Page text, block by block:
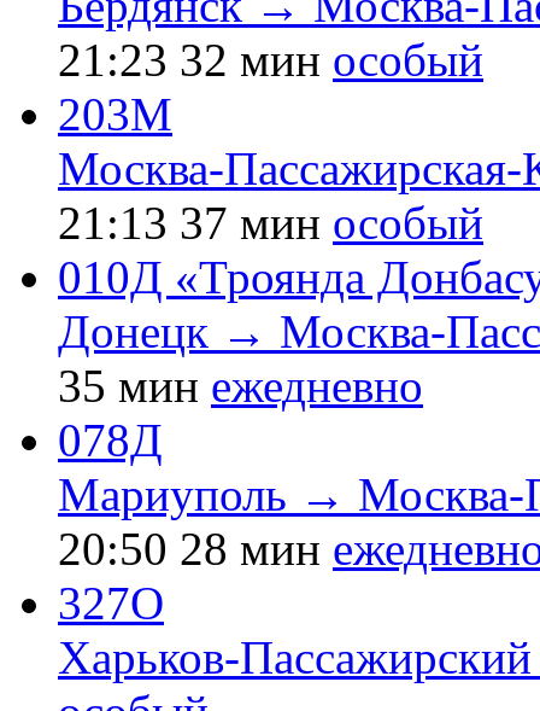
21:23 32 мин особый
203М
Москва-
21:13 37 мин особый
010Д «Троянда
Донецк → Москва-
35 мин ежедневно
078Д
Мариуполь → Москва-
20:50 28 мин
327О
Харьков-